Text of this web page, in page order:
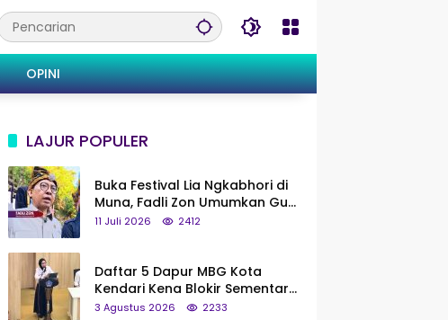
OPINI
LAJUR POPULER
Buka Festival Lia Ngkabhori di
Muna, Fadli Zon Umumkan Gua
Metanduno Segera Naik Status
11 Juli 2026 2412
Daftar 5 Dapur MBG Kota
Kendari Kena Blokir Sementara
dari Pusat
3 Agustus 2026 2233